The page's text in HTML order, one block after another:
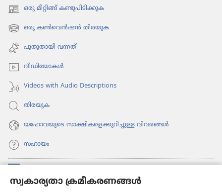
സ്വകാര്യതാ ക്രമീകരണങ്ങൾ
ഒരു മീറ്റിങ്ങ് കണ്ടുപിടിക്കുക
(പുതിയ
പേജ്
തുറക്കുക)
ഒരു കൺവെൻഷൻ തിരയുക
(പുതിയ
പേജ്
തുറക്കുക)
പുതുതായി വന്നത്‌
വീഡി​യോ​കൾ
Videos with Audio Descriptions
തിരയുക
യഹോവയുടെ സാക്ഷികളെക്കുറിച്ചുള്ള വിവരങ്ങൾ
സഹായം
പേജ്